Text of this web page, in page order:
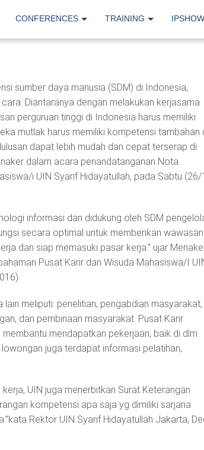
CONFERENCES TRAINING IPSHOW
sumber daya manusia (SDM) di Indonesia,
Diantaranya dengan melakukan kerjasama
perguruan tinggi di Indonesia harus memiliki
mutlak harus memiliki kompetensi tambahan
dapat lebih mudah dan cepat terserap di
dalam acara penandatanganan Nota
i UIN Syarif Hidayatullah, pada Sabtu (26/
informasi dan didukung oleh SDM
secara optimal untuk memberikan wawasan
dan siap memasuki pasar kerja.” ujar
Pusat Karir dan Wisuda Mahasiswa/I
meliputi: penelitian, pengabdian masyarakat,
dan pembinaan masyarakat. Pusat Karir
mendapatkan pekerjaan, baik di dlm
juga terdapat informasi pelatihan,
UIN juga menerbitkan Surat Keterangan
kompetensi apa saja yg dimiliki sarjana
Rektor UIN Syarif Hidayatullah Jakarta,